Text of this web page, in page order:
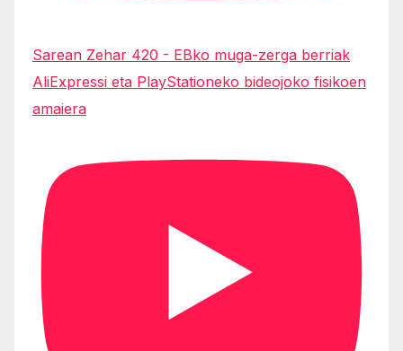
Sarean Zehar 420 - EBko muga-zerga berriak
AliExpressi eta PlayStationeko bideojoko fisikoen
amaiera